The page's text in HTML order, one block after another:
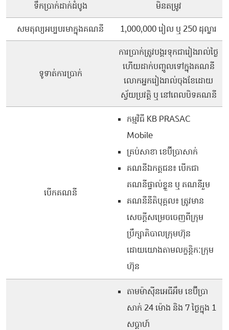
ទឹកប្រាក់ដាក់ដំបូង មិនតម្រូវ
សមតុល្យអប្បបរមាក្នុងគណនី 1,000,000 រៀល ឬ 250 ដុល្លារ
ទូទាត់ការប្រាក់
ការប្រាក់ត្រូវបង្គរទុកជារៀងរាល់ថ្ងៃ
ហើយដាក់បញ្ចូលទៅក្នុងគណនី
លោកអ្នករៀងរាល់ចុងខែដោយ
ស្វ័យប្រវត្តិ ឬ នៅពេលបិទគណនី
បើកគណនី
កម្មវិធី ​KB P​R​A​SAC​ ​
Mobile​​​
គ្រប់សាខា ខេប៊ីប្រាសាក់
គណនីឯកត្តជន៖ បើកជា
គណនីផ្ទាល់ខ្លួន ឬ គណនីរួម
គណនីនីតិបុគ្គល៖ ត្រូវមាន
សេចក្តីសម្រេចចេញពីក្រុម
ប្រឹក្សាភិបាលក្រុមហ៊ុន
ដោយយោងតាមលក្ខន្តិកៈក្រុម
ហ៊ុន
តាមម៉ាស៊ីនអេធីអឹម ខេប៊ីប្រា
សាក់ 24 ម៉ោង និង 7 ថ្ងៃក្នុង 1
សប្តាហ៍